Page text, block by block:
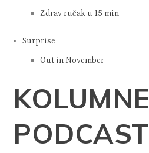
Zdrav ručak u 15 min
Surprise
Out in November
KOLUMNE
PODCAST